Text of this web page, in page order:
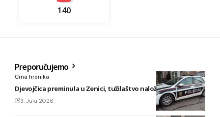
140
Preporučujemo
Crna hronika
Djevojčica preminula u Zenici, tužilaštvo naložilo obdukciju
3. Jula 2026.